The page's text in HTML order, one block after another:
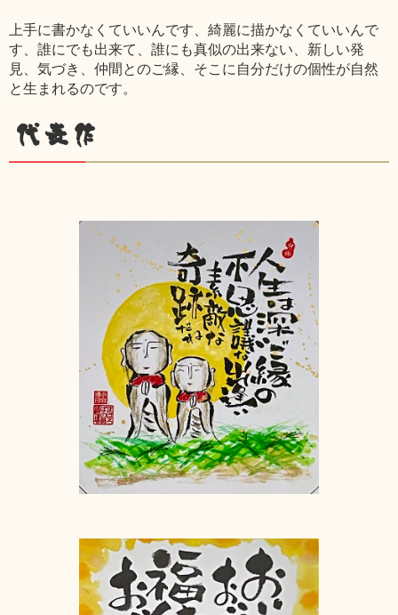
上手に書かなくていいんです、綺麗に描かなくていいんで
す、誰にでも出来て、誰にも真似の出来ない、新しい発
見、気づき、仲間とのご縁、そこに自分だけの個性が自然
と生まれるのです。
代表作